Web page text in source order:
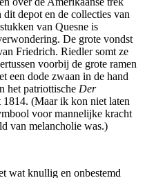
depot en de collecties van
van Quesne is
De grote vondst
Friedrich. Riedler somt ze
voorbij de grote ramen
een dode zwaan in de hand
het patriottische Der
(Maar ik kon niet laten
voor mannelijke kracht
van melancholie was.)
wat knullig en onbestemd